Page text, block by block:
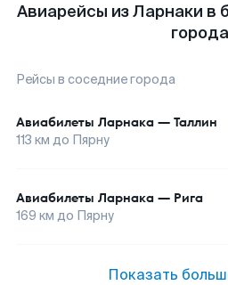
Авиарейсы из Ларнаки в
города
Рейсы в соседние города
Авиабилеты Ларнака — Таллин
113 км до Пярну
Авиабилеты Ларнака — Рига
169 км до Пярну
Показать